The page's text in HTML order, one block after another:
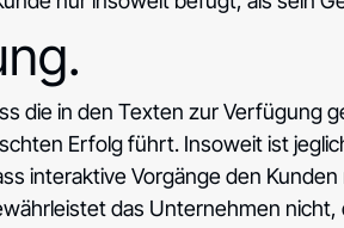
die in den Texten zur Verfügung
Erfolg führt. Insoweit ist
interaktive Vorgänge den
das Unternehmen